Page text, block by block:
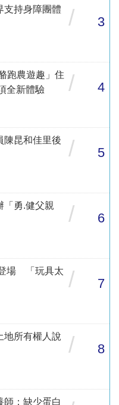
持身障團體
/ 3
跑農遊趣」住
全新體驗
/ 4
昆和佳里後
/ 5
「勇.健父親
/ 6
場 「玩具太 / 7
所有權人說
/ 8
：缺少蛋白